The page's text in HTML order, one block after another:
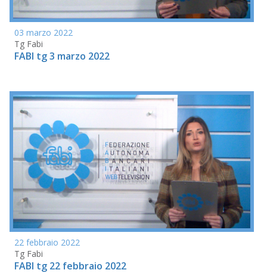
03 marzo 2022
Tg Fabi
FABI tg 3 marzo 2022
22 febbraio 2022
Tg Fabi
FABI tg 22 febbraio 2022